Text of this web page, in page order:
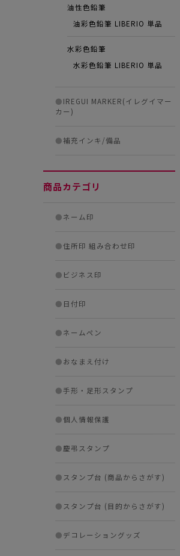
油性色鉛筆
油彩色鉛筆 LIBERIO 単品
水彩色鉛筆
水彩色鉛筆 LIBERIO 単品
●IREGUI MARKER(イレグイマー
カー)
●補充インキ/備品
商品カテゴリ
●ネーム印
●住所印 組み合わせ印
● ビジネス印
● 日付印
●ネームペン
●おなまえ付け
●手形・足形スタンプ
●個人情報保護
●慶弔スタンプ
● スタンプ台 (商品からさがす)
● スタンプ台 (目的からさがす)
●デコレーショングッズ